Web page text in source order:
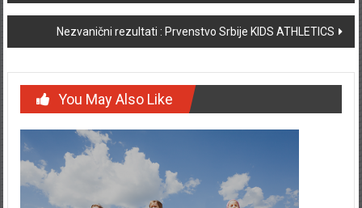
Nezvanični rezultati : Prvenstvo Srbije KIDS ATHLETICS
You May Also Like